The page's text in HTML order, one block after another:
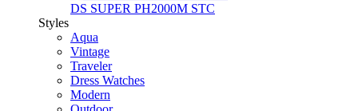
DS SUPER PH2000M STC
Styles
Aqua
Vintage
Traveler
Dress Watches
Modern